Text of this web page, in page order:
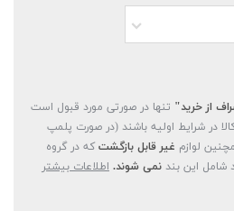
از خرید" تنها در صورتی مورد قبول است
در شرایط اولیه باشند (در صورت پلمپ
لوازم غیر قابل بازگشت که در گروه
شامل این بند نمی شوند. اطلاعات بیشتر